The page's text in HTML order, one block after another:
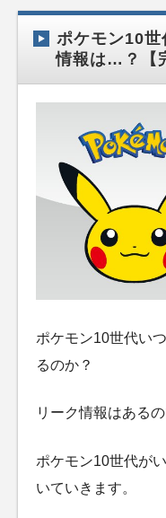
ポケモン10世
情報は…？【
ポケモン10世代い
るのか？
リーク情報はある
ポケモン10世代が
いていきます。